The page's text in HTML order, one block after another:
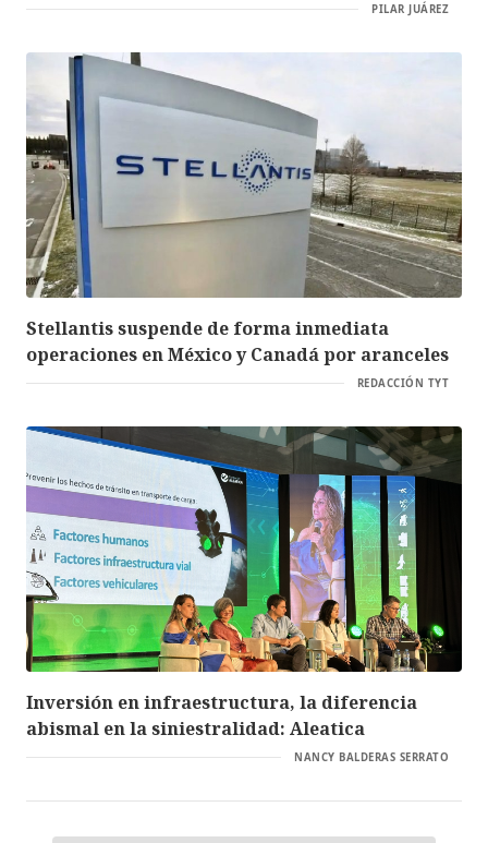
PILAR JUÁREZ
Stellantis suspende de forma inmediata
operaciones en México y Canadá por aranceles
REDACCIÓN TYT
Inversión en infraestructura, la diferencia
abismal en la siniestralidad: Aleatica
NANCY BALDERAS SERRATO